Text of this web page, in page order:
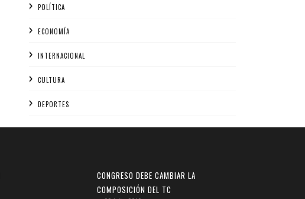
POLÍTICA
ECONOMÍA
INTERNACIONAL
CULTURA
DEPORTES
CONGRESO DEBE CAMBIAR LA
COMPOSICIÓN DEL TC